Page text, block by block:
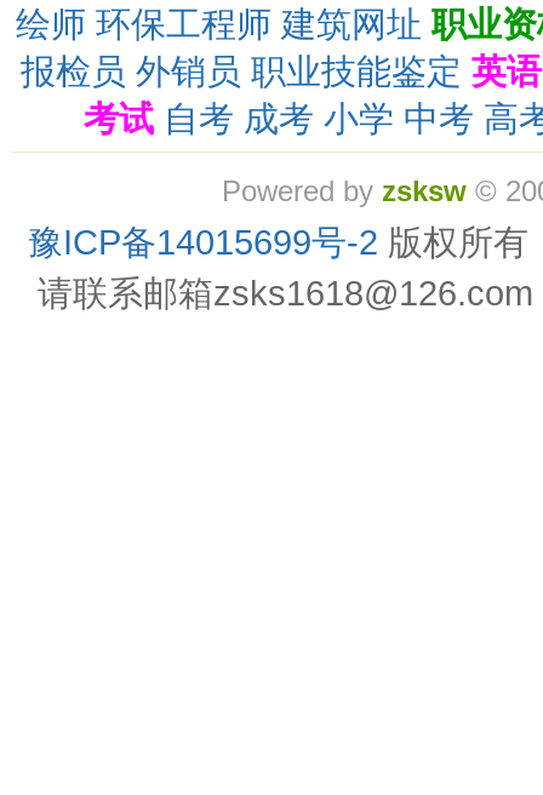
绘师 环保工程师 建筑网址 职业
报检员 外销员 职业技能鉴定 英
考试 自考 成考 小学 中考 高
Powered by zsksw©
豫ICP备14015699号-2 版权所有
请联系邮箱